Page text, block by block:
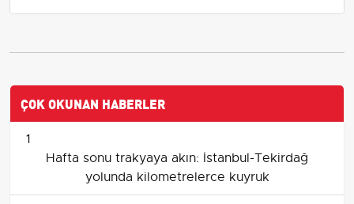
ÇOK OKUNAN HABERLER
1
Hafta sonu trakyaya akın: İstanbul-Tekirdağ
yolunda kilometrelerce kuyruk